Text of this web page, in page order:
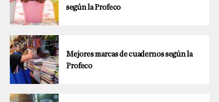
según la Profeco
Mejores marcas de cuadernos según la
Profeco